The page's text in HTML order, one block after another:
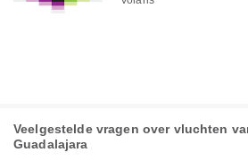
Veelgestelde vragen over vluchten
Guadalajara